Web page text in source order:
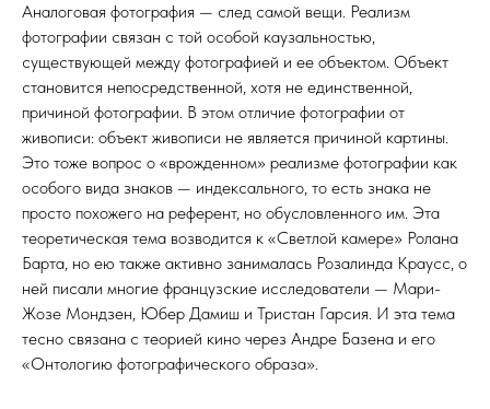
Аналоговая фотография — след самой вещи. Реализм
фотографии связан с той особой каузальностью,
существующей между фотографией и ее объектом. Объект
становится непосредственной, хотя не единственной,
причиной фотографии. В этом отличие фотографии от
живописи: объект живописи не является причиной картины.
Это тоже вопрос о «врожденном» реализме фотографии как
особого вида знаков — индексального, то есть знака не
просто похожего на референт, но обусловленного им. Эта
теоретическая тема возводится к «Светлой камере» Ролана
Барта, но ею также активно занималась Розалинда Краусс, о
ней писали многие французские исследователи — Мари-
Жозе Мондзен, Юбер Дамиш и Тристан Гарсия. И эта тема
тесно связана с теорией кино через Андре Базена и его
«Онтологию фотографического образа».